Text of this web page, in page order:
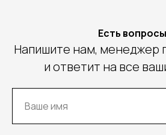
Есть
Напишите нам, менеджер
и ответит на все